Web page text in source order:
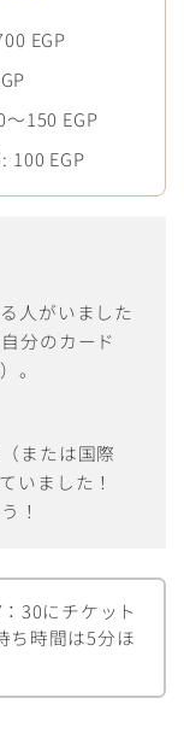
EGP
〜150 EGP
: 100 EGP
人がいました
分のカード
。
または国際
いました！
！
30にチケット
ち時間は5分ほ